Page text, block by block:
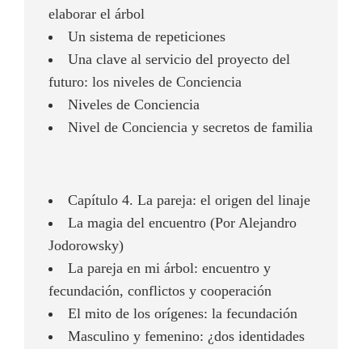
elaborar el árbol
Un sistema de repeticiones
Una clave al servicio del proyecto del
futuro: los niveles de Conciencia
Niveles de Conciencia
Nivel de Conciencia y secretos de familia
Capítulo 4. La pareja: el origen del linaje
La magia del encuentro (Por Alejandro
Jodorowsky)
La pareja en mi árbol: encuentro y
fecundación, conflictos y cooperación
El mito de los orígenes: la fecundación
Masculino y femenino: ¿dos identidades